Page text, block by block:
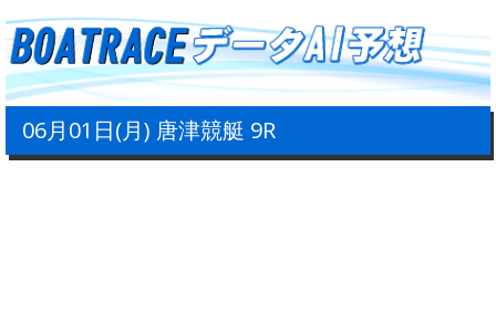
06月01日(月) 唐津競艇 9R